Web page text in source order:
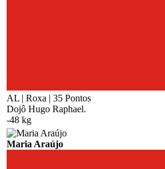
AL | Roxa | 35 Pontos
Dojô Hugo Raphael.
-48 kg
Maria Araújo